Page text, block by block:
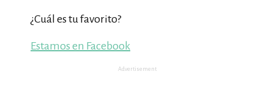
¿Cuál es tu favorito?
Estamos en Facebook
Advertisement